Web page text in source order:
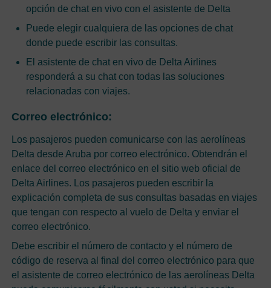
opción de chat en vivo con el asistente de Delta
Puede elegir cualquiera de las opciones de chat
donde puede escribir las consultas.
El asistente de chat en vivo de Delta Airlines
responderá a su chat con todas las soluciones
relacionadas con viajes.
Correo electrónico:
Los pasajeros pueden comunicarse con las aerolíneas
Delta desde Aruba por correo electrónico. Obtendrán el
enlace del correo electrónico en el sitio web oficial de
Delta Airlines. Los pasajeros pueden escribir la
explicación completa de sus consultas basadas en viajes
que tengan con respecto al vuelo de Delta y enviar el
correo electrónico.
Debe escribir el número de contacto y el número de
código de reserva al final del correo electrónico para que
el asistente de correo electrónico de las aerolíneas Delta